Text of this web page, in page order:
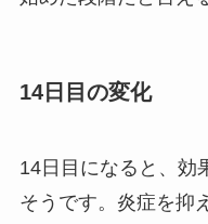
14日目の変化
14日目になると、効
そうです。炎症を抑